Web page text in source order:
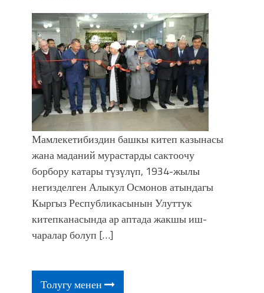
Мамлекетибиздин башкы китеп казынасы
жана маданий мурастарды сактоочу
борбору катары түзүлγп, 1934-жылы
негизделген Алыкул Осмонов атындагы
Кыргыз Республикасынын Улуттук
китепканасында ар аптада жакшы иш-
чаралар болуп […]
Толугу менен